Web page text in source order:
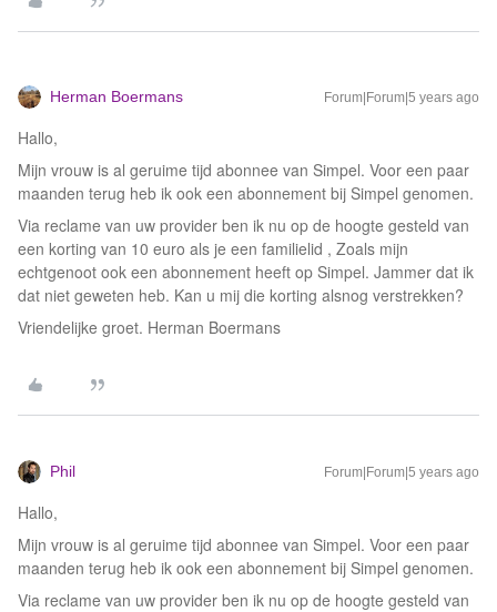
Herman Boermans Forum|Forum|5 years ago
Hallo,
Mijn vrouw is al geruime tijd abonnee van Simpel. Voor een paar
maanden terug heb ik ook een abonnement bij Simpel genomen.
Via reclame van uw provider ben ik nu op de hoogte gesteld van
een korting van 10 euro als je een familielid , Zoals mijn
echtgenoot ook een abonnement heeft op Simpel. Jammer dat ik
dat niet geweten heb. Kan u mij die korting alsnog verstrekken?
Vriendelijke groet. Herman Boermans
Phil Forum|Forum|5 years ago
Hallo,
Mijn vrouw is al geruime tijd abonnee van Simpel. Voor een paar
maanden terug heb ik ook een abonnement bij Simpel genomen.
Via reclame van uw provider ben ik nu op de hoogte gesteld van